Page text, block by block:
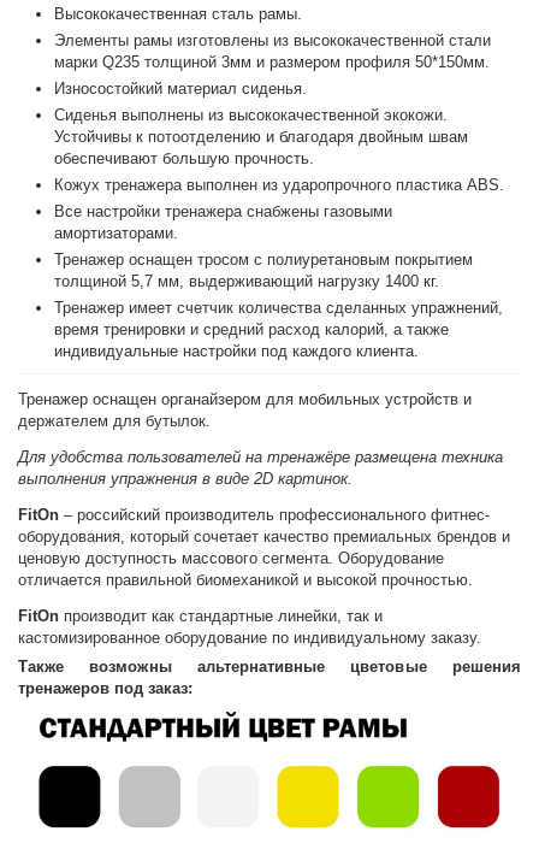
Высококачественная сталь рамы.
Элементы рамы изготовлены из высококачественной стали
марки Q235 толщиной 3мм и размером профиля 50*150мм.
Износостойкий материал сиденья.
Сиденья выполнены из высококачественной экокожи.
Устойчивы к потоотделению и благодаря двойным швам
обеспечивают большую прочность.
Кожух тренажера выполнен из ударопрочного пластика ABS.
Все настройки тренажера снабжены газовыми
амортизаторами.
Тренажер оснащен тросом с полиуретановым покрытием
толщиной 5,7 мм, выдерживающий нагрузку 1400 кг.
Тренажер имеет счетчик количества сделанных упражнений,
время тренировки и средний расход калорий, а также
индивидуальные настройки под каждого клиента.
Тренажер оснащен органайзером для мобильных устройств и
держателем для бутылок.
Для удобства пользователей на тренажёре размещена техника
выполнения упражнения в виде 2D картинок.
FitOn– российский производитель профессионального фитнес-
оборудования, который сочетает качество премиальных брендов и
ценовую доступность массового сегмента. Оборудование
отличается правильной биомеханикой и высокой прочностью.
FitOn производит как стандартные линейки, так и
кастомизированное оборудование по индивидуальному заказу.
Также возможны альтернативные цветовые решения
тренажеров под заказ: